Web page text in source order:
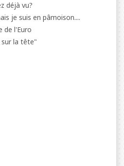
déjà vu?
je suis en pâmoison....
de l'Euro
la tête"